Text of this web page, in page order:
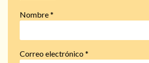
Nombre*
Correo electrónico*